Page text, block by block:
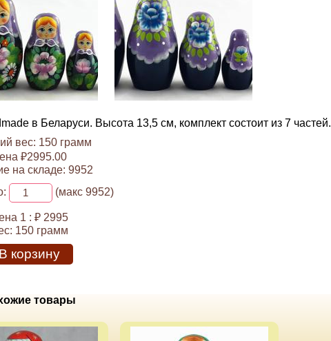
в Беларуси. Высота 13,5 см, комплект состоит из 7 частей.
вес: 150 грамм
₽2995.00
на складе: 9952
(макс 9952)
1 : ₽ 2995
150 грамм
В корзину
товары